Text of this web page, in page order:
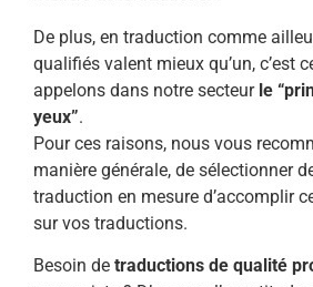
De plus, en traduction comme
qualifiés valent mieux qu’un, c’est
appelons dans notre secteur le
yeux”.
Pour ces raisons, nous vous
manière générale, de sélectionner
traduction en mesure d’accomplir
sur vos traductions.
Besoin de traductions de qualité